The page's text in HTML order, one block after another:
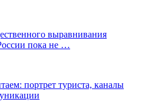
выравнивания
пока не …
портрет туриста, каналы